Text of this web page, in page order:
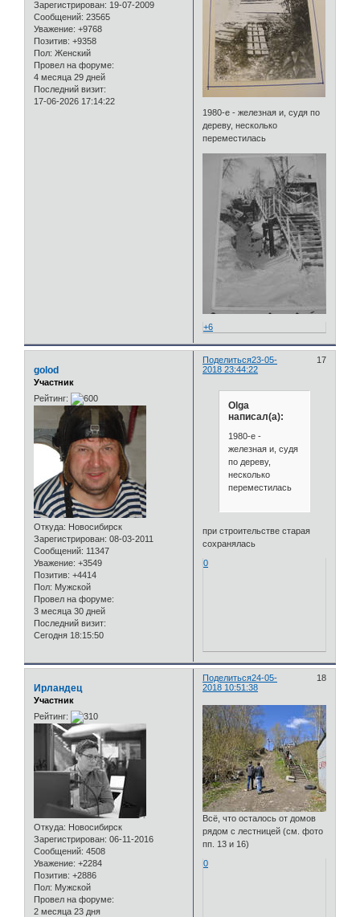
Зарегистрирован: 19-07-2009
Сообщений: 23565
Уважение: +9768
Позитив: +9358
Пол: Женский
Провел на форуме:
4 месяца 29 дней
Последний визит:
17-06-2026 17:14:22
1980-е - железная и, судя по
дереву, несколько
переместилась
+6
Поделиться 17
23-05-
2018 23:44:22
golod
Участник
Рейтинг:
Откуда: Новосибирск
Зарегистрирован: 08-03-2011
Сообщений: 11347
Уважение: +3549
Позитив: +4414
Пол: Мужской
Провел на форуме:
3 месяца 30 дней
Последний визит:
Сегодня 18:15:50
Olga
написал(а):
1980-е -
железная и, судя
по дереву,
несколько
переместилась
при строительстве старая
сохранялась
0
Поделиться 18
24-05-
2018 10:51:38
Ирландец
Участник
Рейтинг:
Откуда: Новосибирск
Зарегистрирован: 06-11-2016
Сообщений: 4508
Уважение: +2284
Позитив: +2886
Пол: Мужской
Провел на форуме:
2 месяца 23 дня
Всё, что осталось от домов
рядом с лестницей (см. фото
пп. 13 и 16)
0